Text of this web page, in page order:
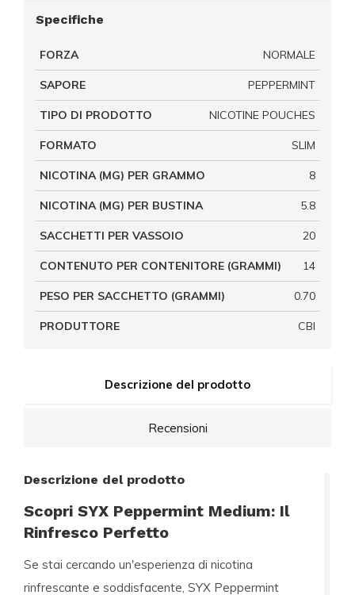
Descrizione del prodotto
Recensioni
Descrizione del prodotto
Scopri SYX Peppermint Medium: Il
Rinfresco Perfetto
Se stai cercando un'esperienza di nicotina
rinfrescante e soddisfacente, SYX Peppermint
Specifiche
FORZA NORMALE
SAPORE PEPPERMINT
TIPO DI PRODOTTO NICOTINE POUCHES
FORMATO SLIM
NICOTINA (MG) PER GRAMMO 8
NICOTINA (MG) PER BUSTINA 5.8
SACCHETTI PER VASSOIO 20
CONTENUTO PER CONTENITORE (GRAMMI) 14
PESO PER SACCHETTO (GRAMMI) 0.70
PRODUTTORE CBI